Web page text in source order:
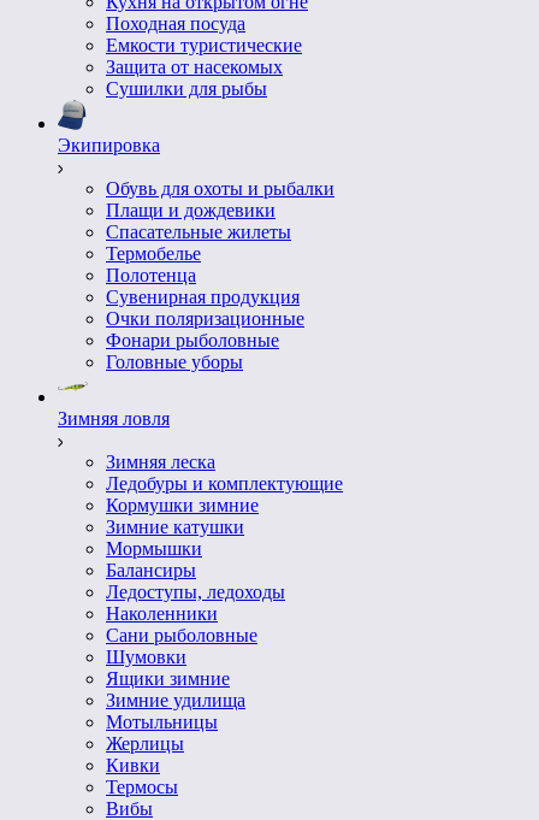
Походная посуда
Емкости туристические
Защита от насекомых
Сушилки для рыбы
Экипировка
Обувь для охоты и рыбалки
Плащи и дождевики
Спасательные жилеты
Термобелье
Полотенца
Сувенирная продукция
Очки поляризационные
Фонари рыболовные
Головные уборы
Зимняя ловля
Зимняя леска
Ледобуры и комплектующие
Кормушки зимние
Зимние катушки
Мормышки
Балансиры
Ледоступы, ледоходы
Наколенники
Сани рыболовные
Шумовки
Ящики зимние
Зимние удилища
Мотыльницы
Жерлицы
Кивки
Термосы
Вибы